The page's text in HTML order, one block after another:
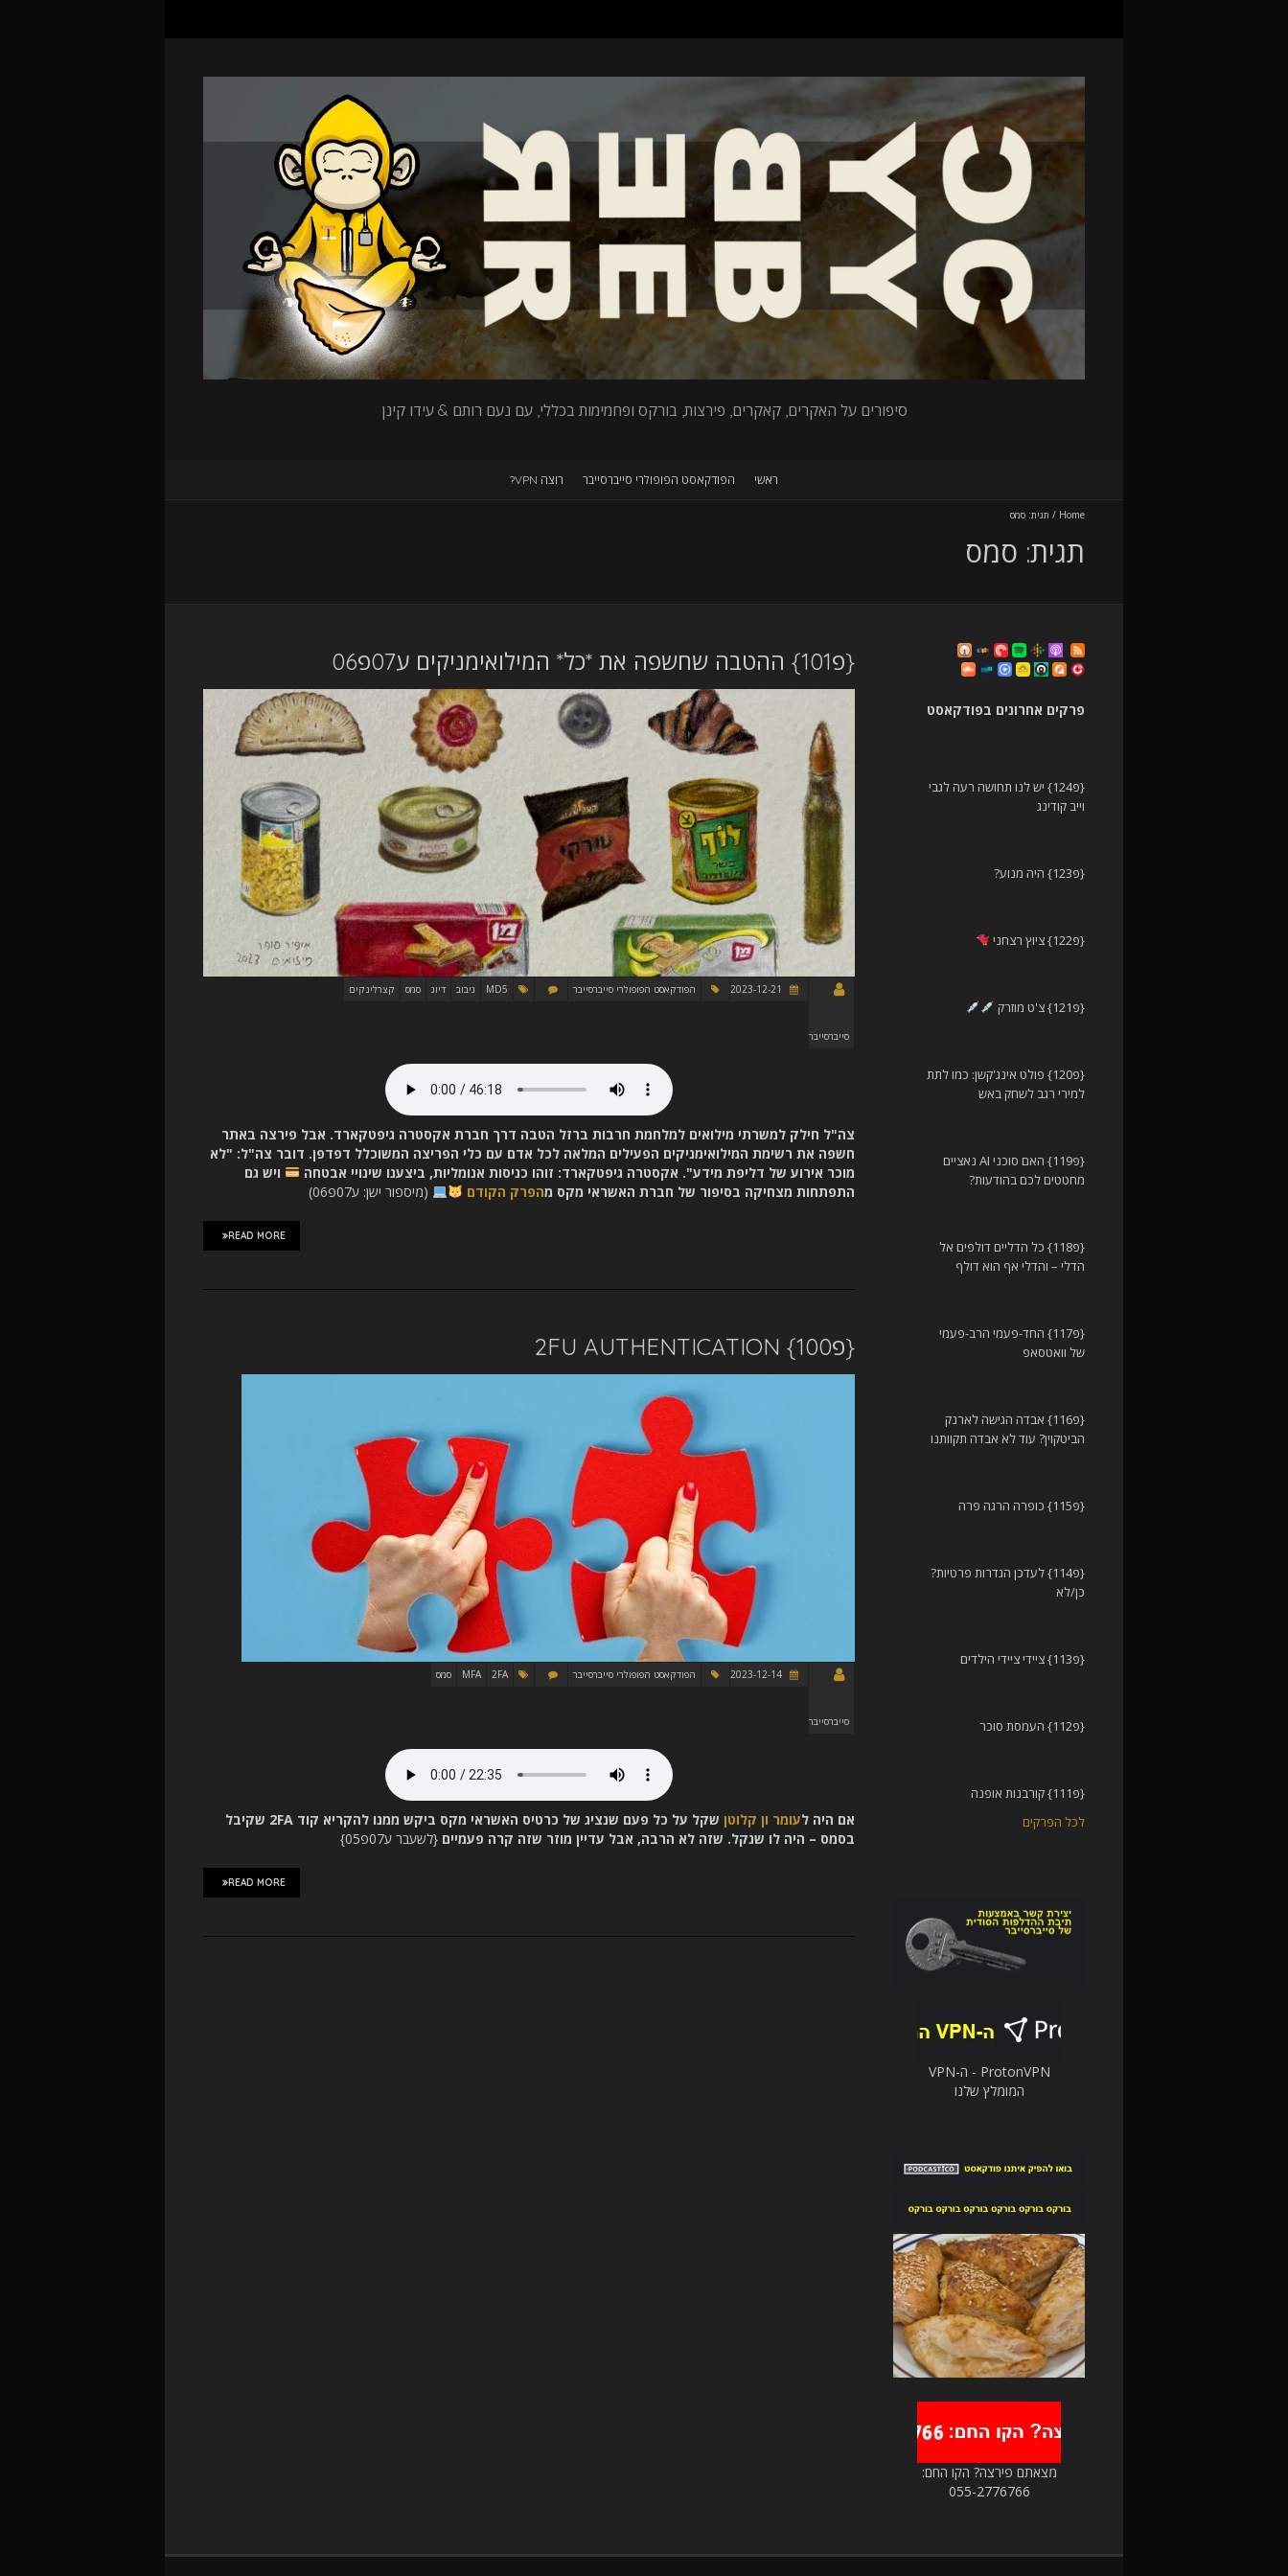
סיפורים על האקרים, קאקרים, פירצות, בורקס ופחמימות בכללי, עם נעם רותם & עידו קינן
ראשי הפודקאסט הפופולרי סייברסייבר רוצה VPN?
Home
/ תגית: סמס
תגית: סמס
{פ101} ההטבה שחשפה את *כל* המילואימניקים ע07פ06
סייברסייבר
הפודקאסט הפופולרי סייברסייבר MD5 גיבוב דיוג סמס קצרלינקים
צה"ל חילק למשרתי מילואים למלחמת חרבות ברזל הטבה דרך חברת אקסטרה גיפטקארד. אבל פירצה באתר
חשפה את רשימת המילואימניקים הפעילים המלאה לכל אדם עם כלי הפריצה המשוכלל דפדפן. דובר צה"ל: "לא
מוכר אירוע של דליפת מידע". אקסטרה גיפטקארד: זוהו כניסות אנומליות, ביצענו שינויי אבטחה
ויש גם
התפתחות מצחיקה בסיפור של חברת האשראי מקס מהפרק הקודם (מיספור ישן: ע07פ06)
READ MORE
{פ100} 2FU AUTHENTICATION
סייברסייבר
הפודקאסט הפופולרי סייברסייבר 2FA
MFA סמס
אם היה לעומר ון קלוטן
שקל על כל פעם שנציג של כרטיס האשראי מקס ביקש ממנו להקריא קוד 2FA שקיבל
בסמס – היה לו שנקל. שזה לא הרבה, אבל עדיין מוזר שזה קרה פעמיים {לשעבר ע07פ05}
READ MORE
פרקים אחרונים בפודקאסט
{פ124} יש לנו תחושה רעה לגבי
וייב קודינג
{פ123} היה מנוע?
{פ122} ציוץ רצחני
{פ121} צ'ט מוזרק
{פ120} פולט אינג'קשן: כמו לתת
למירי רגב לשחק באש
{פ119} האם סוכני AI נאציים
מחטטים לכם בהודעות?
{פ118} כל הדליים דולפים אל
הדלי – והדלי אף הוא דולף
{פ117} החד-פעמי הרב-פעמי
של וואטסאפ
{פ116} אבדה הגישה לארנק
הביטקוין? עוד לא אבדה תקוותנו
{פ115} כופרה הרגה פרה
{פ114} לעדכן הגדרות פרטיות?
כן/לא
{פ113} ציידי ציידי הילדים
{פ112} העמסת סוכר
{פ111} קורבנות אופנה
לכל הפרקים
ProtonVPN - ה-VPN
המומלץ שלנו
מצאתם פירצה? הקו החם:
055-2776766